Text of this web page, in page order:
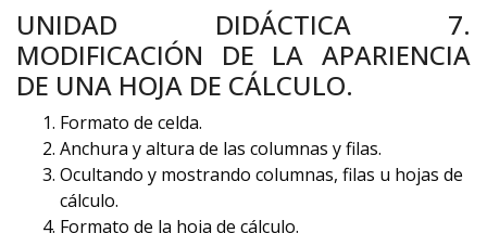
UNIDAD DIDÁCTICA 7.
MODIFICACIÓN DE LA APARIENCIA
DE UNA HOJA DE CÁLCULO.
Formato de celda.
Anchura y altura de las columnas y filas.
Ocultando y mostrando columnas, filas u hojas de
cálculo.
Formato de la hoja de cálculo.